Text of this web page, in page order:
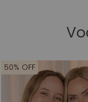
50% OFF